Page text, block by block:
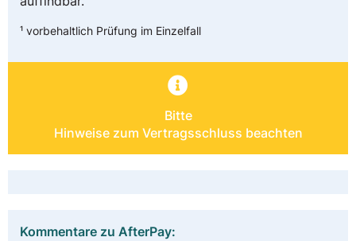
¹ vorbehaltlich Prüfung im Einzelfall
Bitte
Hinweise zum Vertragsschluss beachten
Kommentare zu AfterPay: